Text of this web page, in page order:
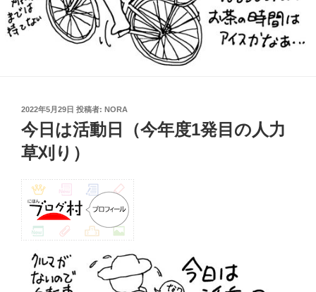
投
日:
2022年5月29日 投稿者: NORA
今日は活動日（今年度1発目の人力
草刈り）